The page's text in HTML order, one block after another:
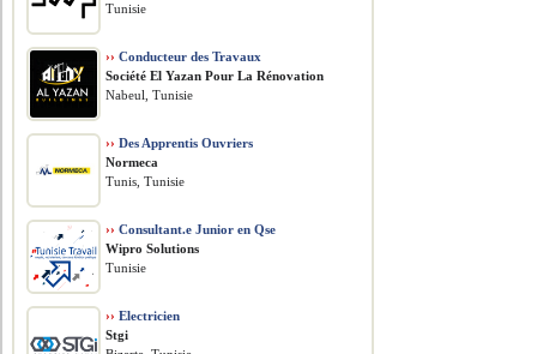
Tunisie
›› Conducteur des Travaux
Société El Yazan Pour La Rénovation
Nabeul, Tunisie
›› Des Apprentis Ouvriers
Normeca
Tunis, Tunisie
›› Consultant.e Junior en Qse
Wipro Solutions
Tunisie
›› Electricien
Stgi